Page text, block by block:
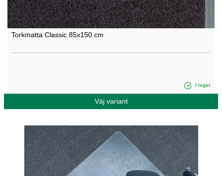
Torkmatta Classic 85x150 cm
I lager
Väj variant